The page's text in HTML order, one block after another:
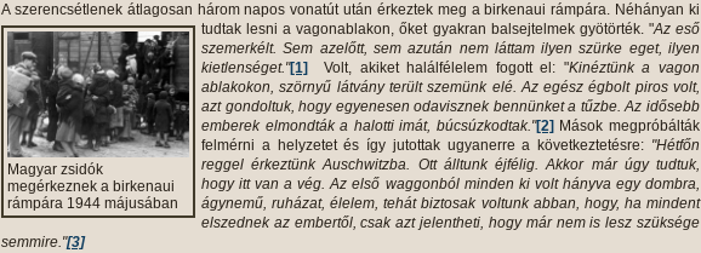
A szerencsétlenek átlagosan három napos vonatút után érkeztek meg a birkenaui rámpára.
Magyar zsidók
megérkeznek a birkenaui
rámpára 1944 májusában
Néhányan ki
tudtak lesni a vagonablakon, őket gyakran balsejtelmek gyötörték. "Az eső
szemerkélt. Sem azelőtt, sem azután nem láttam ilyen szürke eget, ilyen
kietlenséget."[1] Volt, akiket halálfélelem fogott el: "Kinéztünk a vagon
ablakokon, szörnyű látvány terült szemünk elé. Az egész égbolt piros volt,
azt gondoltuk, hogy egyenesen odavisznek bennünket a tűzbe. Az idősebb
emberek elmondták a halotti imát, búcsúzkodtak."[2] Mások megpróbálták
felmérni a helyzetet és így jutottak ugyanerre a következtetésre: "Hétfőn
reggel érkeztünk Auschwitzba. Ott álltunk éjfélig. Akkor már úgy tudtuk,
hogy itt van a vég. Az első waggonból minden ki volt hányva egy dombra,
ágynemű, ruházat, élelem, tehát biztosak voltunk abban, hogy, ha mindent
elszednek az embertől, csak azt jelentheti, hogy már nem is lesz szüksége
semmire."[3]